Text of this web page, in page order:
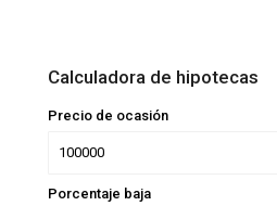
Calculadora de hipotecas
Precio de ocasión
Porcentaje baja